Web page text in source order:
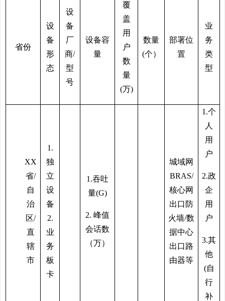
省份
设
备
形
态
设
备
厂
商/
型
号
设备容
量
覆
盖
用
户
数
量
(万)
数量
(个）
部署位
置
业
务
类
型
XX
省/
自
治
区/
直
辖
市
1.
独
立
设
备
2.
业
务
板
卡
1.吞吐
量(G)
2. 峰值
会话数
（万）
城域网
BRAS/
核心网
出口防
火墙/数
据中心
出口路
由器等
1.个
人
用
户
2.政
企
用
户
3.其
他
(自
行
补